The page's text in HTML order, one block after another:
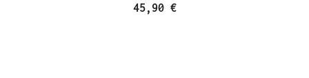
45,90 €